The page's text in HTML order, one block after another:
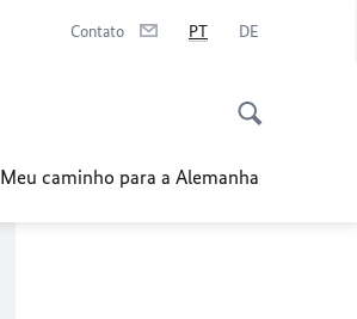
Contato PT DE
Meu caminho para a Alemanha